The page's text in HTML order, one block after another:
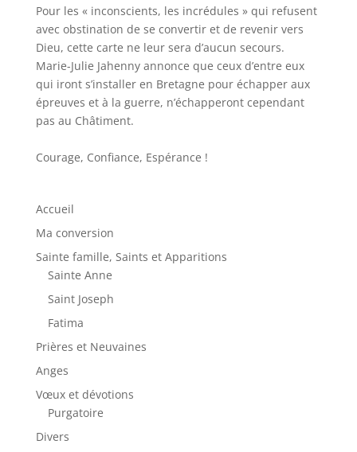
Pour les « inconscients, les incrédules » qui refusent
avec obstination de se convertir et de revenir vers
Dieu, cette carte ne leur sera d’aucun secours.
Marie-Julie Jahenny annonce que ceux d’entre eux
qui iront s’installer en Bretagne pour échapper aux
épreuves et à la guerre, n’échapperont cependant
pas au Châtiment.
Courage, Confiance, Espérance !
Accueil
Ma conversion
Sainte famille, Saints et Apparitions
Sainte Anne
Saint Joseph
Fatima
Prières et Neuvaines
Anges
Vœux et dévotions
Purgatoire
Divers